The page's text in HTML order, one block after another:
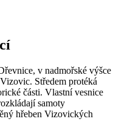
v nadmořské výšce
Středem protéká
části. Vlastní vesnice
samoty
hřeben Vizovických